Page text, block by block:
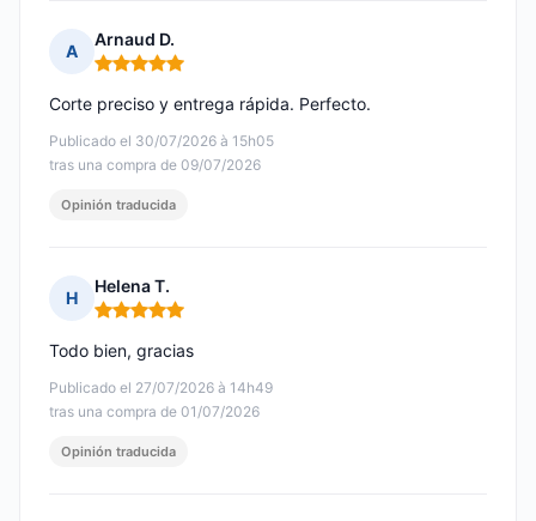
A
Arnaud D.
Nota: 5 de 5
Publicado el 30/07/2026 à 15h05
tras una compra de 09/07/2026
Corte preciso y entrega rápida. Perfecto.
Opinión traducida
H
Helena T.
Nota: 5 de 5
Publicado el 27/07/2026 à 14h49
tras una compra de 01/07/2026
Todo bien, gracias
Opinión traducida